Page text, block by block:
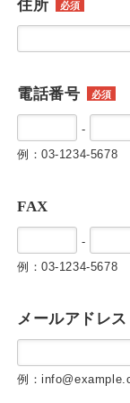
住所 必須
電話番号 必須
-
例：03-1234-5678
FAX
-
例：03-1234-5678
メールアドレス
例：